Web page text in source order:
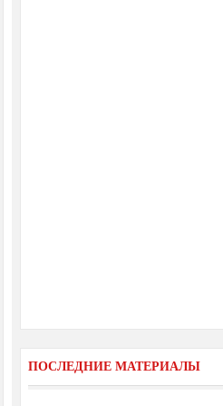
ПОСЛЕДНИЕ МАТЕРИАЛЫ